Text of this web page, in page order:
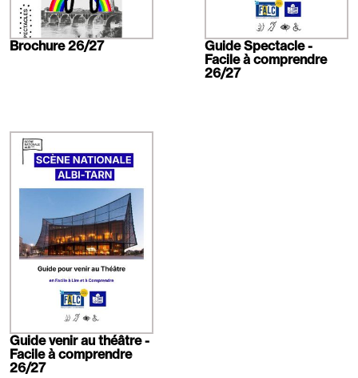
Brochure 26/27
Guide Spectacle -
Facile à comprendre
26/27
Guide venir au théâtre -
Facile à comprendre
26/27
savoir
plus